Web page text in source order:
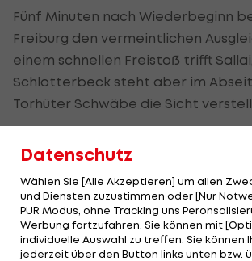
Fünf Minuten nach Wiederbeginn
Freiburg den vermeintlichen
einem schnellen Freistoß trifft Sallai,
Schlotterbeck steht aber im
Torhüter Schwäbe die Sicht
Österreicher knapp am Torerfolg,
kann aber auf der Linie retten (57.).
der 73. Minute noch die beste
Ausgleichsmöglichkeit, scheitert
Schwäbe.
Datenschutz
Wählen Sie [Alle Akzeptieren] um allen
und Diensten zuzustimmen oder [Nur
PUR Modus, ohne Tracking uns
Werbung fortzufahren. Sie können mit
individuelle Auswahl zu treffen. Sie können
jederzeit über den Button links unten bzw.